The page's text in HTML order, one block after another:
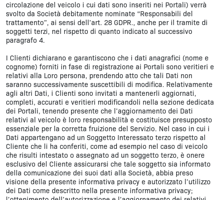
circolazione del veicolo i cui dati sono inseriti nei Portali) verrà
svolto da Società debitamente nominate “Responsabili del
trattamento”, ai sensi dell’art. 28 GDPR., anche per il tramite di
soggetti terzi, nel rispetto di quanto indicato al successivo
paragrafo 4.
I Clienti dichiarano e garantiscono che i dati anagrafici (nome e
cognome) forniti in fase di registrazione ai Portali sono veritieri e
relativi alla Loro persona, prendendo atto che tali Dati non
saranno successivamente suscettibili di modifica. Relativamente
agli altri Dati, i Clienti sono invitati a mantenerli aggiornati,
completi, accurati e veritieri modificandoli nella sezione dedicata
dei Portali, tenendo presente che l’aggiornamento dei Dati
relativi al veicolo è loro responsabilità e costituisce presupposto
essenziale per la corretta fruizione del Servizio. Nel caso in cui i
Dati appartengano ad un Soggetto Interessato terzo rispetto al
Cliente che li ha conferiti, come ad esempio nel caso di veicolo
che risulti intestato o assegnato ad un soggetto terzo, è onere
esclusivo del Cliente assicurarsi che tale soggetto sia informato
della comunicazione dei suoi dati alla Società, abbia preso
visione della presente informativa privacy e autorizzato l’utilizzo
dei Dati come descritto nella presente informativa privacy;